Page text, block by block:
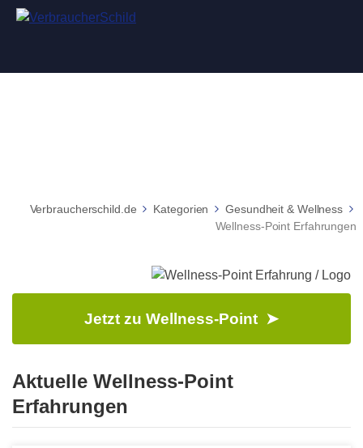
Verbraucherschild.de Kategorien
Gesundheit & Wellness
Wellness-Point Erfahrungen
Jetzt zu Wellness-Point ➤
Aktuelle Wellness-Point
Erfahrungen